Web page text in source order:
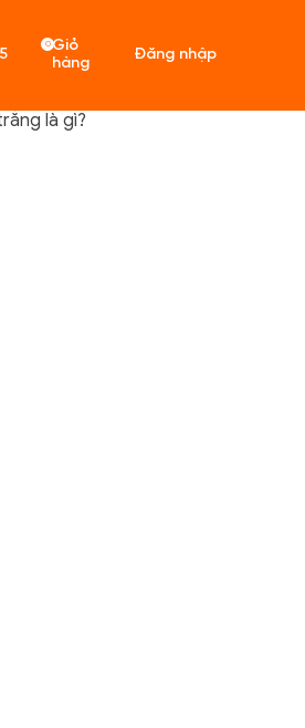
0Giỏ
hàng
Đăng nhập
là gì?